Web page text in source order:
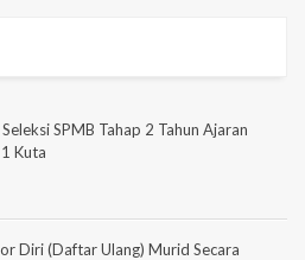
SPMB Tahap 2 Tahun Ajaran
Kuta
Diri (Daftar Ulang) Murid Secara